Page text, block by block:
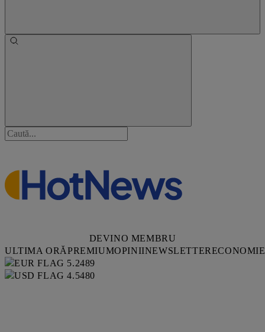
DEVINO MEMBRU
ULTIMA ORĂPREMIUMOPINIINEWSLETTERECONOMIE
5.2489
4.5480